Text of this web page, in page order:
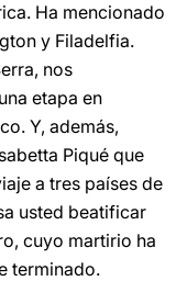
Ha mencionado
y Filadelfia.
nos
etapa en
Y, además,
Piqué que
a tres países de
usted beatificar
cuyo martirio ha
terminado.